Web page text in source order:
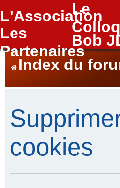
L'Association
Le
Les
Partenaires
Bob
FAQ
Index du
cookies